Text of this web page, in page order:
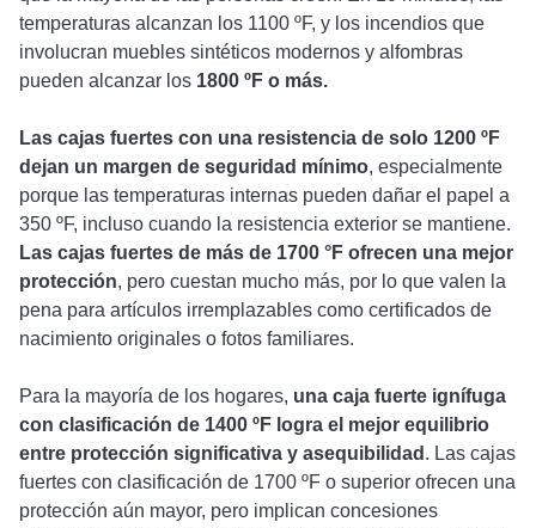
temperaturas alcanzan los 1100 ºF, y los incendios que
involucran muebles sintéticos modernos y alfombras
pueden alcanzar los 1800 ºF o más.
Las cajas fuertes con una resistencia de solo 1200 ºF
dejan un margen de seguridad mínimo, especialmente
porque las temperaturas internas pueden dañar el papel a
350 ºF, incluso cuando la resistencia exterior se mantiene.
Las cajas fuertes de más de 1700 °F ofrecen una mejor
protección, pero cuestan mucho más, por lo que valen la
pena para artículos irremplazables como certificados de
nacimiento originales o fotos familiares.
Para la mayoría de los hogares, una caja fuerte ignífuga
con clasificación de 1400 ºF logra el mejor equilibrio
entre protección significativa y asequibilidad . Las cajas
fuertes con clasificación de 1700 ºF o superior ofrecen una
protección aún mayor, pero implican concesiones